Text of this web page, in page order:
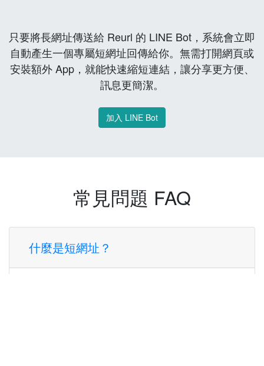
只要將長網址傳送給 Reurl 的 LINE Bot，系統會立即
自動產生一個專屬短網址回傳給你。無需打開網頁或
安裝額外 App，就能快速縮短連結，讓分享更方便、
訊息更簡潔。
加入 LINE Bot
常見問題 FAQ
什麼是短網址？